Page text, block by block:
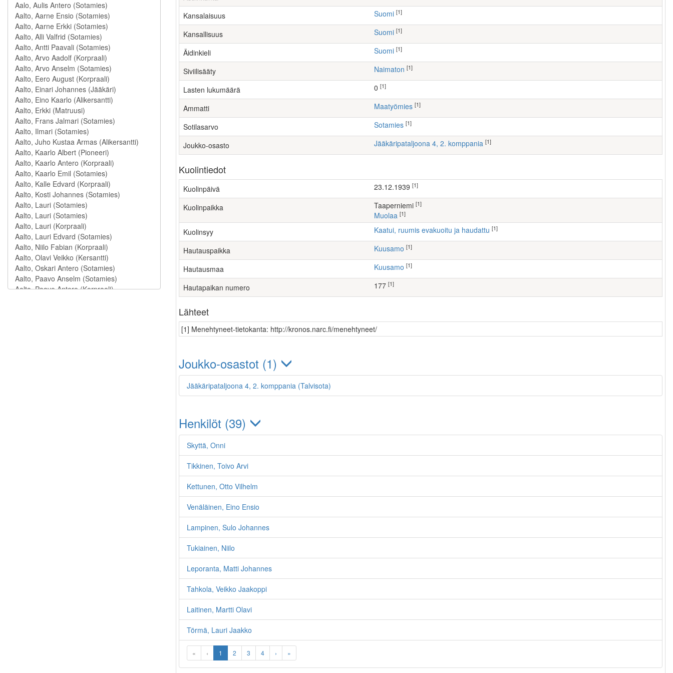
Kansalaisuus Suomi [1]
Kansallisuus Suomi [1]
Äidinkieli Suomi [1]
Siviilisääty Naimaton [1]
Lasten lukumäärä [1]
Ammatti maatyömies [1]
Sotilasarvo Sotamies [1]
Joukko-osasto Jääkäripataljoona 4, 2. komppania [1]
Kuolintiedot
Kuolinpäivä 23.12.1939 [1]
Kuolinpaikka Taaperniemi [1]
Muolaa [1]
Kuolinsyy Kaatui, ruumis evakuoitu ja haudattu [1]
Hautauspaikka Kuusamo [1]
Hautausmaa Kuusamo [1]
Hautapaikan numero 177 [1]
Lähteet
[1] Menehtyneet-tietokanta: http://kronos.narc.fi/menehtyneet/
Joukko-osastot (1)
Jääkäripataljoona 4, 2. komppania (Talvisota)
Henkilöt (39)
Skyttä, Onni
Tikkinen, Toivo Arvi
Kettunen, Otto Vilhelm
Venäläinen, Eino Ensio
Lampinen, Sulo Johannes
Tukiainen, Niilo
Leporanta, Matti Johannes
Tahkola, Veikko Jaakoppi
Laitinen, Martti Olavi
Törmä, Lauri Jaakko
« ‹ 1 2 3 4 › »